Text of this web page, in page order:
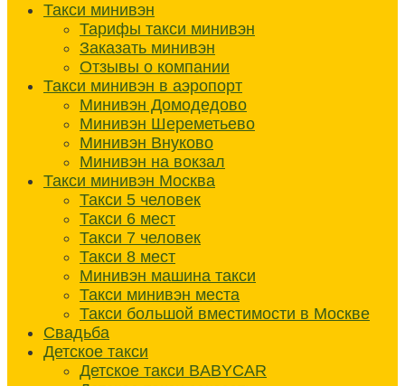
Такси минивэн
Тарифы такси минивэн
Заказать минивэн
Отзывы о компании
Такси минивэн в аэропорт
Минивэн Домодедово
Минивэн Шереметьево
Минивэн Внуково
Минивэн на вокзал
Такси минивэн Москва
Такси 5 человек
Такси 6 мест
Такси 7 человек
Такси 8 мест
Минивэн машина такси
Такси минивэн места
Такси большой вместимости в Москве
Свадьба
Детское такси
Детское такси BABYCAR